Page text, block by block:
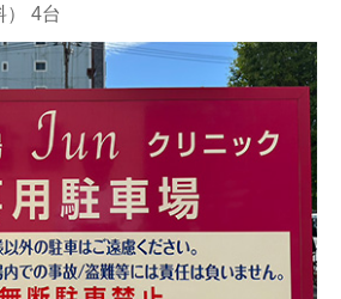
） 4台